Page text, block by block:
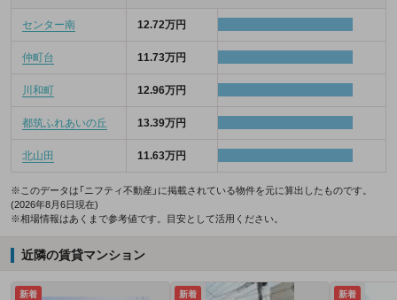
センター南 12.72万円
仲町台 11.73万円
川和町 12.96万円
都筑ふれあいの丘 13.39万円
北山田 11.63万円
※このデータは「ニフティ不動産」に掲載されている物件を元に算出したものです。
(2026年8月6日現在)
※相場情報はあくまで参考値です。目安として活用ください。
近隣の賃貸マンション
新着 新着 新着